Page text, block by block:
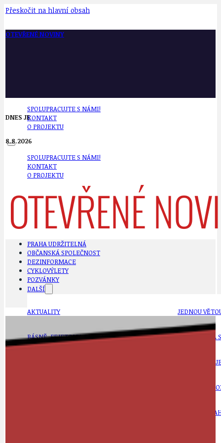
Přeskočit na hlavní obsah
OTEVŘENÉ NOVINY
SPOLUPRACUJTE S NÁMI!
KONTAKT
O PROJEKTU
SPOLUPRACUJTE S NÁMI!
KONTAKT
O PROJEKTU
DNES JE
8.8.2026
PRAHA UDRŽITELNÁ
OBČANSKÁ SPOLEČNOST
DEZINFORMACE
CYKLOVÝLETY
POZVÁNKY
DALŠÍ
AKTUALITY
BÁSNĚ. FEJETONY. SATIRA
JEDNOU
KLÁNOVICKÁ
KRUHOVÝ
KULTURNÍ
NÁDRAŽÍ